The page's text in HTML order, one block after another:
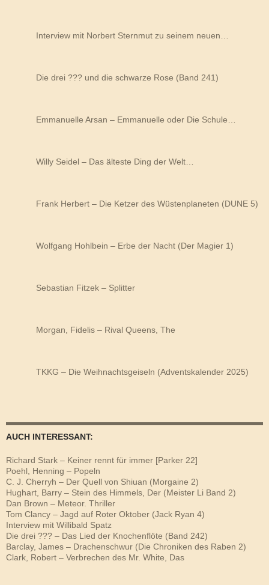
Interview mit Norbert Sternmut zu seinem neuen…
Die drei ??? und die schwarze Rose (Band 241)
Emmanuelle Arsan – Emmanuelle oder Die Schule…
Willy Seidel – Das älteste Ding der Welt…
Frank Herbert – Die Ketzer des Wüstenplaneten (DUNE 5)
Wolfgang Hohlbein – Erbe der Nacht (Der Magier 1)
Sebastian Fitzek – Splitter
Morgan, Fidelis – Rival Queens, The
TKKG – Die Weihnachtsgeiseln (Adventskalender 2025)
AUCH INTERESSANT:
Richard Stark – Keiner rennt für immer [Parker 22]
Poehl, Henning – Popeln
C. J. Cherryh – Der Quell von Shiuan (Morgaine 2)
Hughart, Barry – Stein des Himmels, Der (Meister Li Band 2)
Dan Brown – Meteor. Thriller
Tom Clancy – Jagd auf Roter Oktober (Jack Ryan 4)
Interview mit Willibald Spatz
Die drei ??? – Das Lied der Knochenflöte (Band 242)
Barclay, James – Drachenschwur (Die Chroniken des Raben 2)
Clark, Robert – Verbrechen des Mr. White, Das